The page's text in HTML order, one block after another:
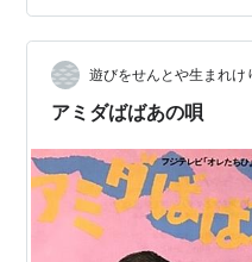
グのコーラスと続く・・
と思われた方はぜひチャ
曲のオフコースの曲、沢
ね！…
遊びをせんとや生まれけ
アミダばばあの唄